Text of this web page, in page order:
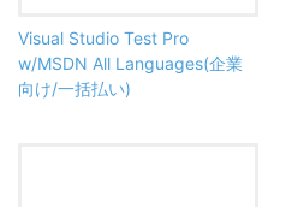
Visual Studio Test Pro
w/MSDN All Languages(企業
向け/一括払い)